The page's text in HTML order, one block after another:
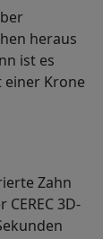
heraus
ist es
einer Krone
Zahn
3D-